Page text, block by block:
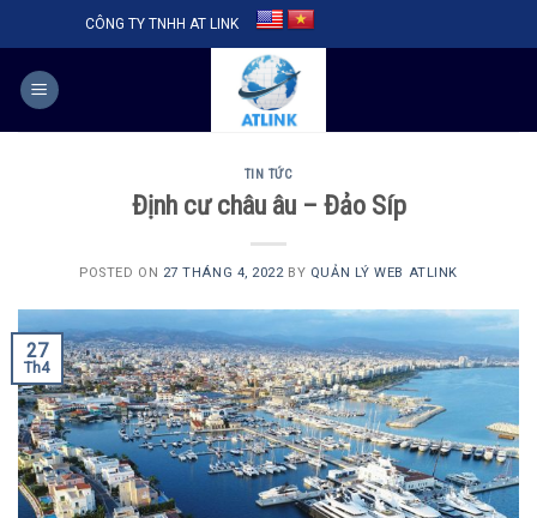
to
content
CÔNG TY TNHH AT LINK
TIN TỨC
Định cư châu âu – Đảo Síp
POSTED ON 27 THÁNG 4, 2022 BY QUẢN LÝ WEB ATLINK
27
Th4